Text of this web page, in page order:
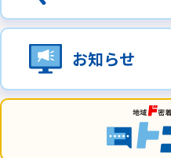
お知らせ